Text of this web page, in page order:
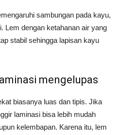
sambungan pada kayu,
Lem dengan ketahanan air yang
stabil sehingga lapisan kayu
mengelupas
biasanya luas dan tipis. Jika
laminasi bisa lebih mudah
kelembapan. Karena itu, lem